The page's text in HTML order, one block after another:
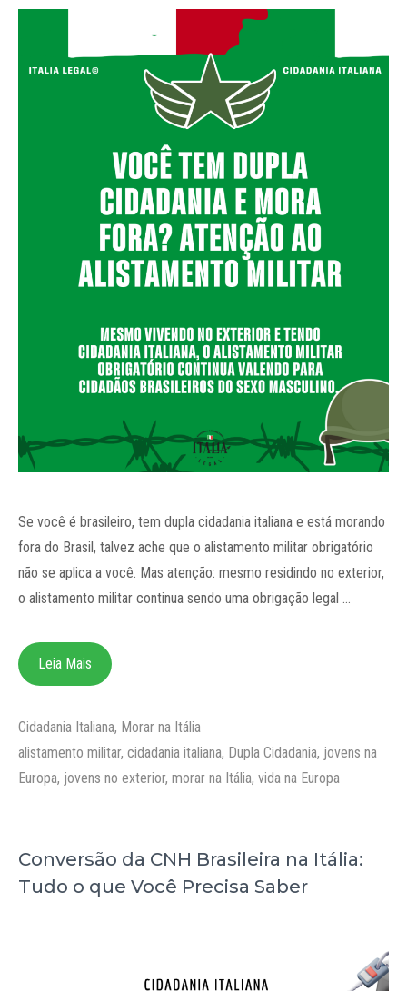
Se você é brasileiro, tem dupla cidadania italiana e está morando
fora do Brasil, talvez ache que o alistamento militar obrigatório
não se aplica a você. Mas atenção: mesmo residindo no exterior,
o alistamento militar continua sendo uma obrigação legal …
Leia Mais
Categorias
Cidadania Italiana, Morar na Itália
Tags
alistamento militar, cidadania italiana, Dupla Cidadania, jovens na
Europa, jovens no exterior, morar na Itália, vida na Europa
Conversão da CNH Brasileira na Itália:
Tudo o que Você Precisa Saber